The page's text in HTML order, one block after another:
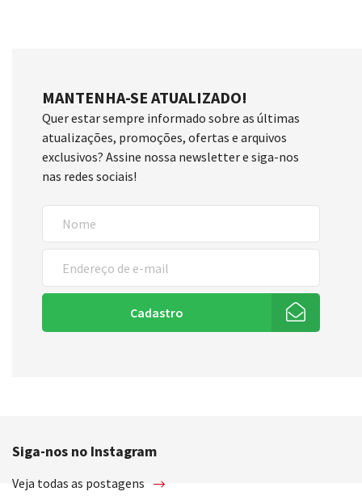
MANTENHA-SE ATUALIZADO!
Quer estar sempre informado sobre as últimas
atualizações, promoções, ofertas e arquivos
exclusivos? Assine nossa newsletter e siga-nos
nas redes sociais!
Cadastro
Siga-nos no Instagram
Veja todas as postagens